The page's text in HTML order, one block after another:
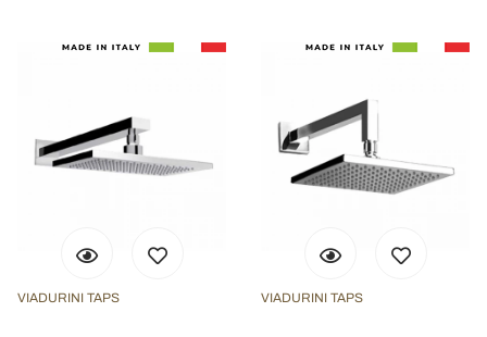
VIADURINI TAPS VIADURINI TAPS